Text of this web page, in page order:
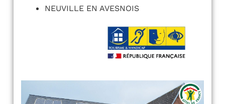
NEUVILLE EN AVESNOIS